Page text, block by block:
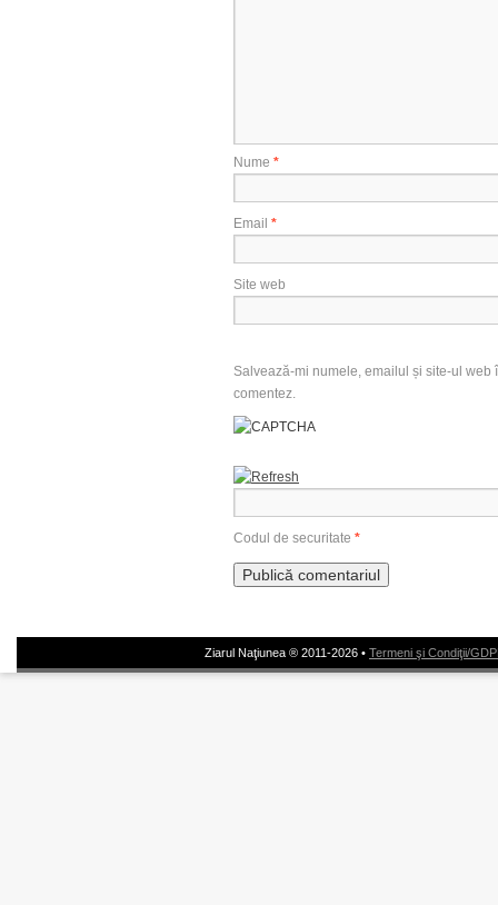
Nume *
Email *
Site web
Salvează-mi numele, emailul și site-ul
comentez.
Codul de securitate *
Ziarul Naţiunea ® 2011-2026 • Termeni şi Condiţii/